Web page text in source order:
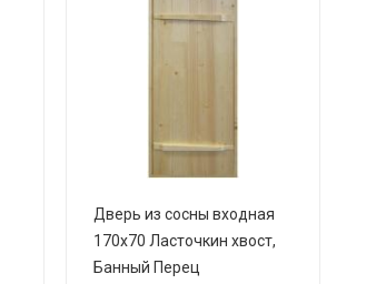
Дверь из сосны входная
170х70 Ласточкин хвост,
Банный Перец